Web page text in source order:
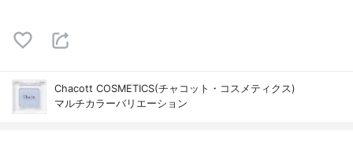
Chacott COSMETICS(チャコット・コスメティクス)
マルチカラーバリエーション